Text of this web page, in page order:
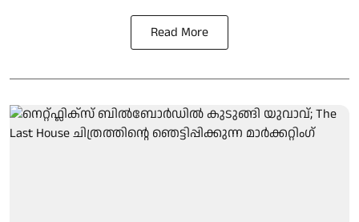
Read More